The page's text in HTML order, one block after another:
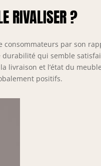
RIVALISER ?
consommateurs par son
durabilité qui semble
livraison et l’état du
positifs.